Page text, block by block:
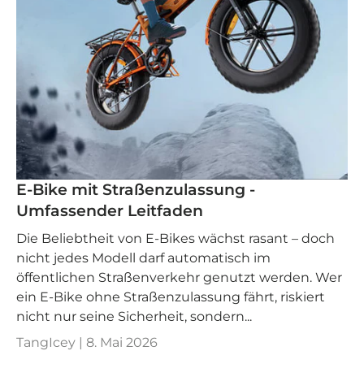
E-Bike mit Straßenzulassung -
Umfassender Leitfaden
Die Beliebtheit von E-Bikes wächst rasant – doch
nicht jedes Modell darf automatisch im
öffentlichen Straßenverkehr genutzt werden. Wer
ein E-Bike ohne Straßenzulassung fährt, riskiert
nicht nur seine Sicherheit, sondern...
TangIcey | 8. Mai 2026